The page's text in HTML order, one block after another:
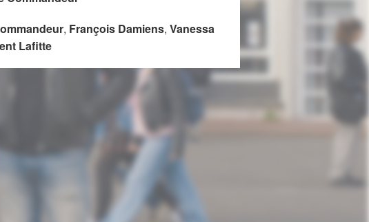
, François Damiens, Vanessa
Lafitte